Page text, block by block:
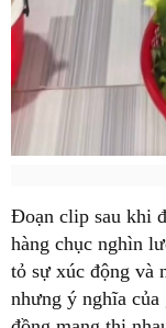
Đoạn clip sau khi
hàng chục nghìn
tỏ sự xúc động và
nhưng ý nghĩa